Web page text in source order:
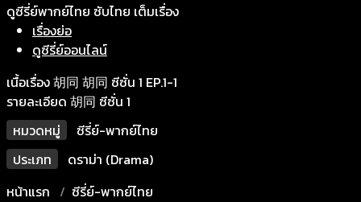
ดูซีรี่ย์พากย์ไทย ซับไทย เต็มเรื่อง
เรื่องย่อ
ดูซีรี่ย์ออนไลน์
เนื้อเรื่อง 胡同 胡同 ซีซั่น 1 EP.1-1
รายละเอียด 胡同 ซีซั่น 1
หมวดหมู่
ซีรี่ย์-พากย์ไทย
ประเภท
ดราม่า (Drama)
หน้าแรก
ซีรี่ย์-พากย์ไทย